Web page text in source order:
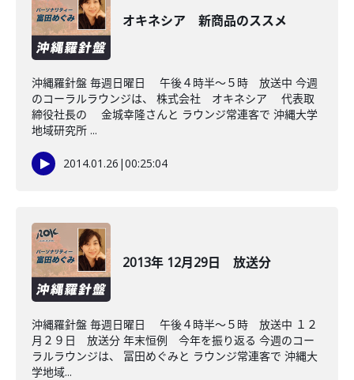
オキネシア 新商品のススメ
沖縄羅針盤 毎週日曜日 午後４時半～５時 放送中 今週
のコーラルラウンジは、 株式会社 オキネシア 代表取
締役社長の 金城幸隆さんと ラウンジ常連客で 沖縄大学
地域研究所 ...
2014.01.26 |00:25:04
2013年 12月29日 放送分
沖縄羅針盤 毎週日曜日 午後４時半～５時 放送中 １２
月２９日 放送分 年末恒例 今年を振り返る 今週のコー
ラルラウンジは、 冨田めぐみと ラウンジ常連客で 沖縄大
学地域...